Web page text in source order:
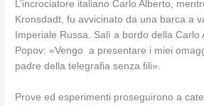
L’incrociatore italiano Carlo Alberto,
Kronsdadt, fu avvicinato da una barca a
Imperiale Russa. Salì a bordo della Carlo
Popov: «Vengo a presentare i miei
padre della telegrafia senza fili».
Prove ed esperimenti proseguirono a